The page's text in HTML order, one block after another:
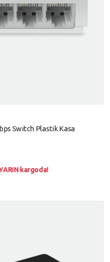
Switch Plastik Kasa
kargoda!